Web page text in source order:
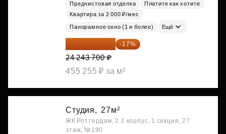
Предчистовая отделка
Платите как хотите
Квартира за 2 000 ₽/мес
Панорамное окно (1 и более) Ещё
20 122 271 ₽ -17%
24 243 700 ₽
455 255 ₽ за м²
Студия, 27м²
ЖК Роттердам, 2.1 корпус, 1 секция, 27
этаж, №190